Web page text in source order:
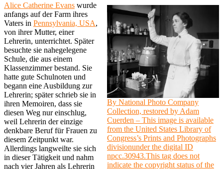
By National Photo Company
Collection, restored by Adam
Cuerden – This image is available
from the United States Library of
Congress’s Prints and Photographs
divisionunder the digital ID
npcc.30943.This tag does not
indicate the copyright status of the
Alice Catherine Evans wurde
anfangs auf der Farm ihres
Vaters in Pennsylvania, USA,
von ihrer Mutter, einer
Lehrerin, unterrichtet. Später
besuchte sie nahegelegene
Schule, die aus einem
Klassenzimmer bestand. Sie
hatte gute Schulnoten und
begann eine Ausbildung zur
Lehrerin; später schrieb sie in
ihren Memoiren, dass sie
diesen Weg nur einschlug,
weil Lehrerin der einzige
denkbare Beruf für Frauen zu
diesem Zeitpunkt war.
Allerdings langweilte sie sich
in dieser Tätigkeit und nahm
nach vier Jahren als Lehrerin